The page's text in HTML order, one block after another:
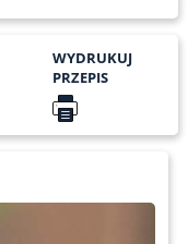
WYDRUKUJ
PRZEPIS